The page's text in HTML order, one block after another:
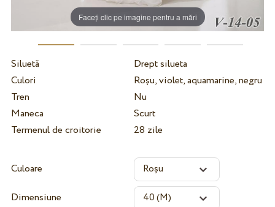
Faceți clic pe imagine pentru a mări
Siluetă
Drept silueta
Culori
Roșu, violet, aquamarine, negru
Tren
Nu
Maneca
Scurt
Termenul de croitorie
28 zile
Culoare
Dimensiune